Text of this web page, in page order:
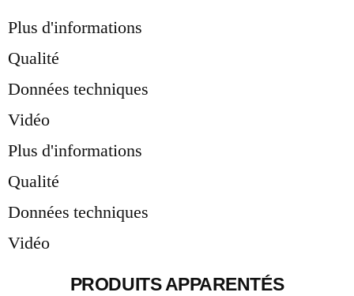
Plus d'informations
Qualité
Données techniques
Vidéo
Plus d'informations
Qualité
Données techniques
Vidéo
PRODUITS APPARENTÉS